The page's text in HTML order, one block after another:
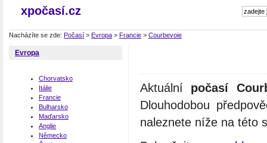
xpočasí.cz
Nacházíte se zde: Počasí > Evropa > Francie > Courbevoie
Evropa
Chorvatsko
Itálie
Francie
Bulharsko
Maďarsko
Anglie
Německo
Aktuální počasí
Dlouhodobou
naleznete níže na této